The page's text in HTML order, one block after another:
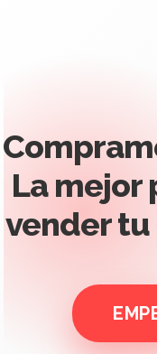
La mejor
vender tu